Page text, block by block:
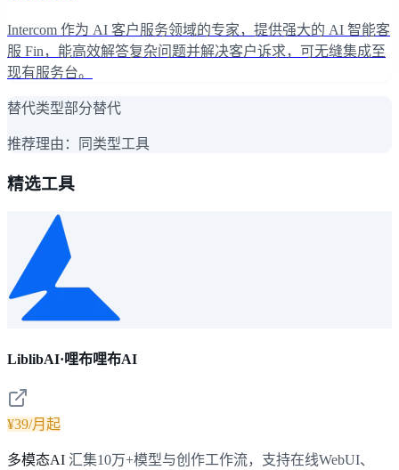
Intercom 作为 AI 客户服务领域的专家，提供强大的 AI 智能客
服 Fin，能高效解答复杂问题并解决客户诉求，可无缝集成至
现有服务台。
替代类型部分替代
推荐理由： 同类型工具
精选工具
LiblibAI·哩布哩布AI
¥39/月起
多模态AI 汇集10万+模型与创作工作流，支持在线WebUI、